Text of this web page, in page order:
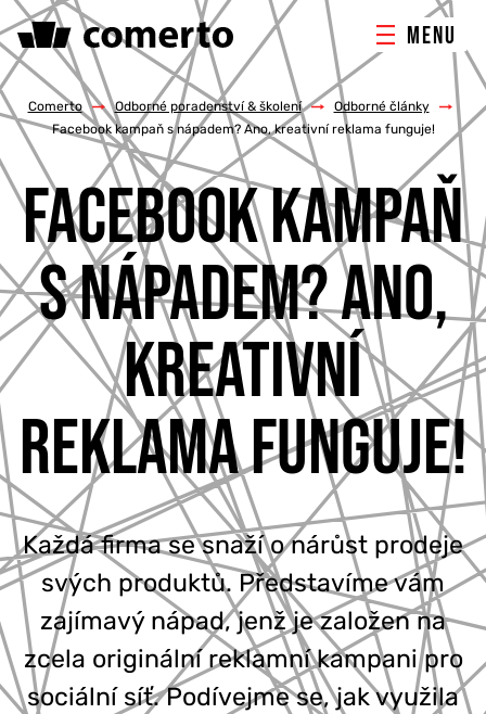
MENU
ONLINE MARKETING
TVORBA WEBU
PORADENSTVÍ & ŠKOLENÍ
REFERENCE
O NÁS
KONTAKTY
777 353 464
Comerto / Odborné poradenství & školení / Odborné články
/
Facebook kampaň s nápadem? Ano, kreativní reklama funguje!
FACEBOOK KAMPAŇ
S NÁPADEM? ANO,
KREATIVNÍ
REKLAMA FUNGUJE!
Každá firma se snaží o nárůst prodeje
svých produktů. Představíme vám
zajímavý nápad, jenž je založen na
zcela originální reklamní kampani pro
sociální síť. Podívejme se, jak využila